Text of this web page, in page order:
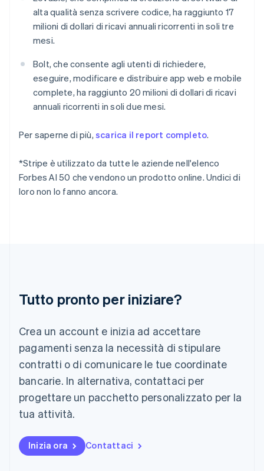
alta qualità senza scrivere codice, ha raggiunto 17
milioni di dollari di ricavi annuali ricorrenti in soli tre
mesi.
Bolt, che consente agli utenti di richiedere,
eseguire, modificare e distribuire app web e mobile
complete, ha raggiunto 20 milioni di dollari di ricavi
annuali ricorrenti in soli due mesi.
Per saperne di più, scarica il report completo.
*Stripe è utilizzato da tutte le aziende nell'elenco
Forbes AI 50 che vendono un prodotto online. Undici di
loro non lo fanno ancora.
Tutto pronto per iniziare?
Crea un account e inizia ad accettare
pagamenti senza la necessità di stipulare
contratti o di comunicare le tue coordinate
bancarie. In alternativa, contattaci per
progettare un pacchetto personalizzato per la
tua attività.
Inizia ora Contattaci
English
Estonia
English
Finlandia
Francia
FrançaisEnglish
Germania
Deutsch English
Giappone
Gibilterra
Grecia
English
India
English
Lituania
Lussemburgo
Deutsch English
Malaysia
English 简体中文
Malta
Messico
EspañolEnglish
English
Nuova Zelanda